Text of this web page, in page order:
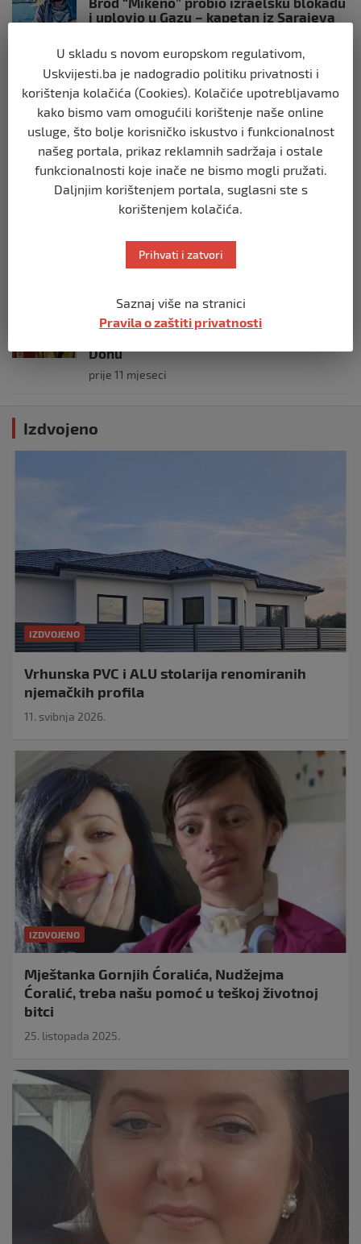
i uplovio u Gazu – kapetan iz Sarajeva
prije 10 mjeseci
SVIJET
Opsadno stanje u Münchenu, odjeknulo
nekoliko eksplozija: Ima žrtava,
policijske snage na terenu
prije 10 mjeseci
Zapadu
prije 11 mjeseci
SVIJET
Papa Lav XIV izjavio da je situacija vrlo
Dohu
prije 11 mjeseci
Izdvojeno
IZDVOJENO
Vrhunska PVC i ALU stolarija renomiranih
njemačkih profila
11. svibnja 2026.
IZDVOJENO
Mještanka Gornjih Ćoralića, Nudžejma
Ćoralić, treba našu pomoć u teškoj životnoj
bitci
25. listopada 2025.
U skladu s novom europskom regulativom,
Uskvijesti.ba je nadogradio politiku privatnosti i
korištenja kolačića (Cookies). Kolačiće upotrebljavamo
kako bismo vam omogućili korištenje naše online
usluge, što bolje korisničko iskustvo i funkcionalnost
našeg portala, prikaz reklamnih sadržaja i ostale
funkcionalnosti koje inače ne bismo mogli pružati.
Daljnjim korištenjem portala, suglasni ste s
korištenjem kolačića.
Prihvati i zatvori
Saznaj više na stranici
Pravila o zaštiti privatnosti